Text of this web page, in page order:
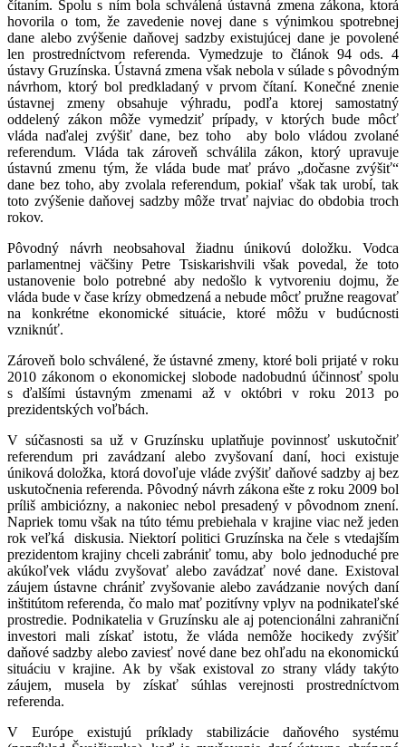
čítaním. Spolu s ním bola schválená ústavná zmena zákona, ktorá
hovorila o tom, že zavedenie novej dane s výnimkou spotrebnej
dane alebo zvýšenie daňovej sadzby existujúcej dane je povolené
len prostredníctvom referenda. Vymedzuje to článok 94 ods. 4
ústavy Gruzínska. Ústavná zmena však nebola v súlade s pôvodným
návrhom, ktorý bol predkladaný v prvom čítaní. Konečné znenie
ústavnej zmeny obsahuje výhradu, podľa ktorej samostatný
oddelený zákon môže vymedziť prípady, v ktorých bude môcť
vláda naďalej zvýšiť dane, bez toho aby bolo vládou zvolané
referendum. Vláda tak zároveň schválila zákon, ktorý upravuje
ústavnú zmenu tým, že vláda bude mať právo „dočasne zvýšiť“
dane bez toho, aby zvolala referendum, pokiaľ však tak urobí, tak
toto zvýšenie daňovej sadzby môže trvať najviac do obdobia troch
rokov.
Pôvodný návrh neobsahoval žiadnu únikovú doložku. Vodca
parlamentnej väčšiny Petre Tsiskarishvili však povedal, že toto
ustanovenie bolo potrebné aby nedošlo k vytvoreniu dojmu, že
vláda bude v čase krízy obmedzená a nebude môcť pružne reagovať
na konkrétne ekonomické situácie, ktoré môžu v budúcnosti
vzniknúť.
Zároveň bolo schválené, že ústavné zmeny, ktoré boli prijaté v roku
2010 zákonom o ekonomickej slobode nadobudnú účinnosť spolu
s ďalšími ústavným zmenami až v októbri v roku 2013 po
prezidentských voľbách.
V súčasnosti sa už v Gruzínsku uplatňuje povinnosť uskutočniť
referendum pri zavádzaní alebo zvyšovaní daní, hoci existuje
úniková doložka, ktorá dovoľuje vláde zvýšiť daňové sadzby aj bez
uskutočnenia referenda. Pôvodný návrh zákona ešte z roku 2009 bol
príliš ambiciózny, a nakoniec nebol presadený v pôvodnom znení.
Napriek tomu však na túto tému prebiehala v krajine viac než jeden
rok veľká diskusia. Niektorí politici Gruzínska na čele s vtedajším
prezidentom krajiny chceli zabrániť tomu, aby bolo jednoduché pre
akúkoľvek vládu zvyšovať alebo zavádzať nové dane. Existoval
záujem ústavne chrániť zvyšovanie alebo zavádzanie nových daní
inštitútom referenda, čo malo mať pozitívny vplyv na podnikateľské
prostredie. Podnikatelia v Gruzínsku ale aj potencionálni zahraniční
investori mali získať istotu, že vláda nemôže hocikedy zvýšiť
daňové sadzby alebo zaviesť nové dane bez ohľadu na ekonomickú
situáciu v krajine. Ak by však existoval zo strany vlády takýto
záujem, musela by získať súhlas verejnosti prostredníctvom
referenda.
V Európe existujú príklady stabilizácie daňového systému